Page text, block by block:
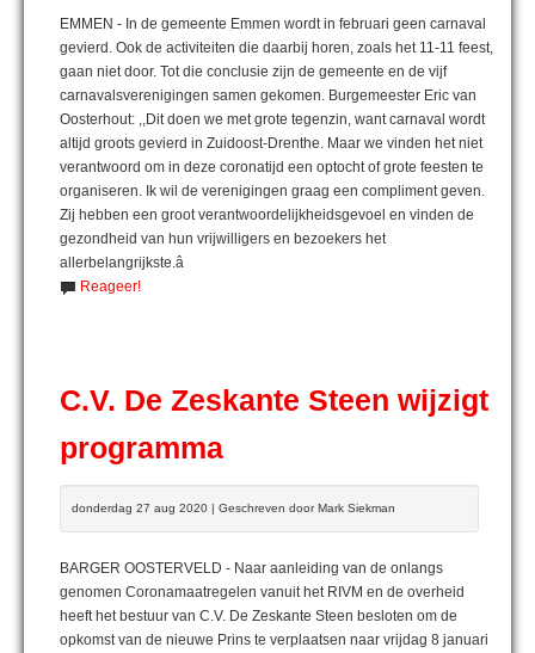
EMMEN - In de gemeente Emmen wordt in februari geen carnaval
gevierd. Ook de activiteiten die daarbij horen, zoals het 11-11 feest,
gaan niet door. Tot die conclusie zijn de gemeente en de vijf
carnavalsverenigingen samen gekomen. Burgemeester Eric van
Oosterhout: ,,Dit doen we met grote tegenzin, want carnaval wordt
altijd groots gevierd in Zuidoost-Drenthe. Maar we vinden het niet
verantwoord om in deze coronatijd een optocht of grote feesten te
organiseren. Ik wil de verenigingen graag een compliment geven.
Zij hebben een groot verantwoordelijkheidsgevoel en vinden de
gezondheid van hun vrijwilligers en bezoekers het
allerbelangrijkste.â
Reageer!
C.V. De Zeskante Steen wijzigt
programma
donderdag 27 aug 2020 | Geschreven door Mark Siekman
BARGER OOSTERVELD - Naar aanleiding van de onlangs
genomen Coronamaatregelen vanuit het RIVM en de overheid
heeft het bestuur van C.V. De Zeskante Steen besloten om de
opkomst van de nieuwe Prins te verplaatsen naar vrijdag 8 januari